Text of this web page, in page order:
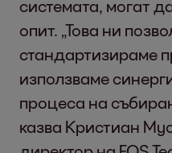
системата, могат
опит. „Това ни
стандартизираме
използваме
процеса на
казва Кристиан